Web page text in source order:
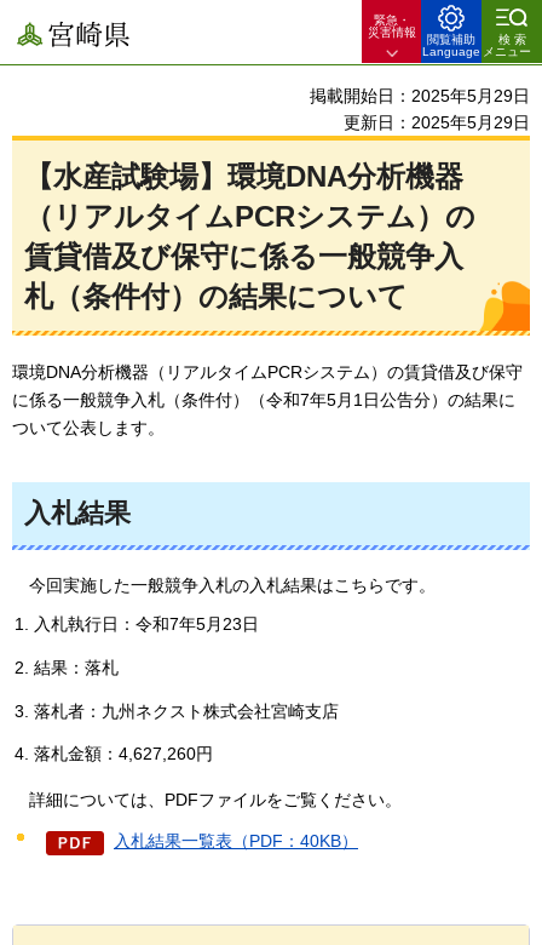
宮崎県
緊急・
災害情報
閲覧補助
Language
検索
メニュー
掲載開始日：2025年5月29日
更新日：2025年5月29日
【水産試験場】環境DNA分析機器
（リアルタイムPCRシステム）の
賃貸借及び保守に係る一般競争入
札（条件付）の結果について
環境DNA分析機器（リアルタイムPCRシステム）の賃貸借及び保守
に係る一般競争入札（条件付）（令和7年5月1日公告分）の結果に
ついて公表します。
入札結果
今回実施した一般競争入札の入札結果はこちらです。
入札執行日：令和7年5月23日
結果：落札
落札者：九州ネクスト株式会社宮崎支店
落札金額：4,627,260円
詳細については、PDFファイルをご覧ください。
入札結果一覧表（PDF：40KB）